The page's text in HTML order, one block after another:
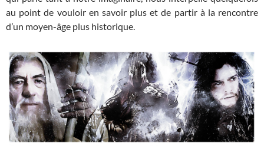
au point de vouloir en savoir plus et de partir à la rencontre
d’un moyen-âge plus historique.